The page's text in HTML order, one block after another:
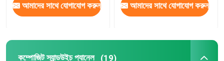
আমাদের সাথে যোগাযোগ করুন আমাদের সাথে যোগাযোগ করুন
কম্পোজিট স্যান্ডউইচ প্যানেল (19)